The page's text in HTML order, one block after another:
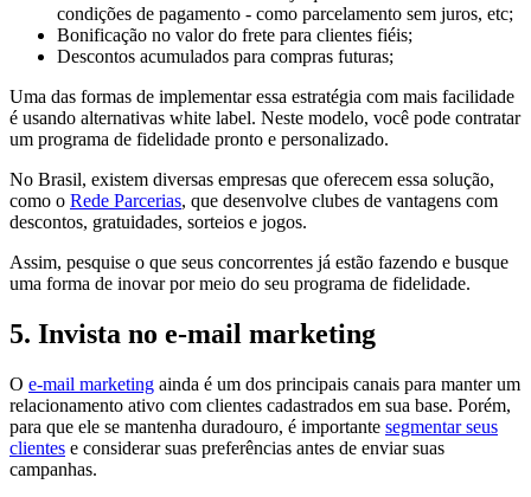
condições de pagamento - como parcelamento sem juros, etc;
Bonificação no valor do frete para clientes fiéis;
Descontos acumulados para compras futuras;
Uma das formas de implementar essa estratégia com mais facilidade
é usando alternativas white label. Neste modelo, você pode contratar
um programa de fidelidade pronto e personalizado.
No Brasil, existem diversas empresas que oferecem essa solução,
como o Rede Parcerias, que desenvolve clubes de vantagens com
descontos, gratuidades, sorteios e jogos.
Assim, pesquise o que seus concorrentes já estão fazendo e busque
uma forma de inovar por meio do seu programa de fidelidade.
5. Invista no e-mail marketing
O e-mail marketing ainda é um dos principais canais para manter um
relacionamento ativo com clientes cadastrados em sua base. Porém,
para que ele se mantenha duradouro, é importante segmentar seus
clientes e considerar suas preferências antes de enviar suas
campanhas.